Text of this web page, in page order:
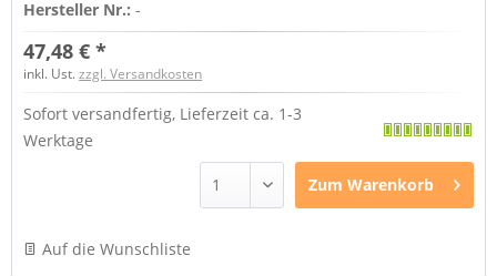
Hersteller Nr.:-
47,48 € *
inkl. Ust.zzgl. Versandkosten
Sofort versandfertig, Lieferzeit ca. 1-3
Werktage
Zum Warenkorb
Auf die Wunschliste